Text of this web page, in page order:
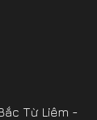
Từ Liêm -